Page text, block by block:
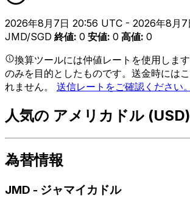
2026年8月7日 20:56 UTC - 2026年8月
JMD/SGD 終値: 0 安値: 0 高値: 0
換算ツールには仲値レートを使用しま
のみを目的としたものです。送金時には
れません。 送信レートをご確認ください。
人気の アメリカドル
為替情報
JMD - ジャマイカドル